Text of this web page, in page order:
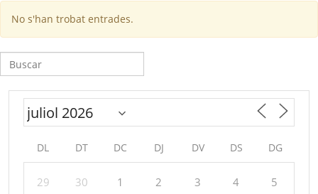
No s'han trobat entrades.
Cerca:
DL DT DC DJ DV DS DG
29 30 1 2 3 4 5